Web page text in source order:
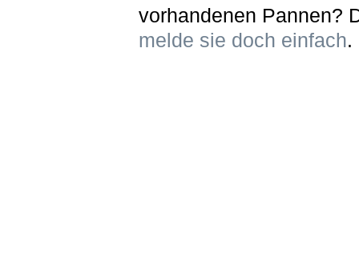
vorhandenen Pannen?
melde sie doch einfach.